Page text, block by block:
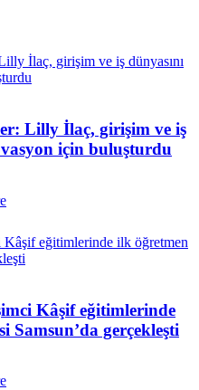
Lilly İlaç, girişim ve iş
için buluşturdu
Kâşif eğitimlerinde
Samsun’da gerçekleşti